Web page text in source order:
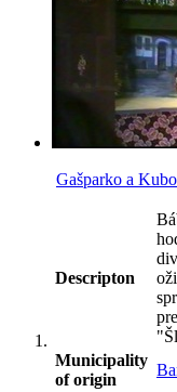
Gašparko a
Descripton
Municipality
of origin